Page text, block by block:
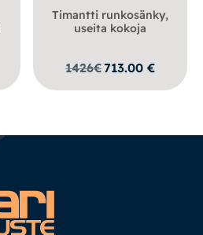
Timantti runkosänky,
useita kokoja
1426€713.00€